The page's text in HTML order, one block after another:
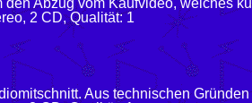
den Abzug vom Kaufvideo, welches
2 CD, Qualität: 1
Aus technischen